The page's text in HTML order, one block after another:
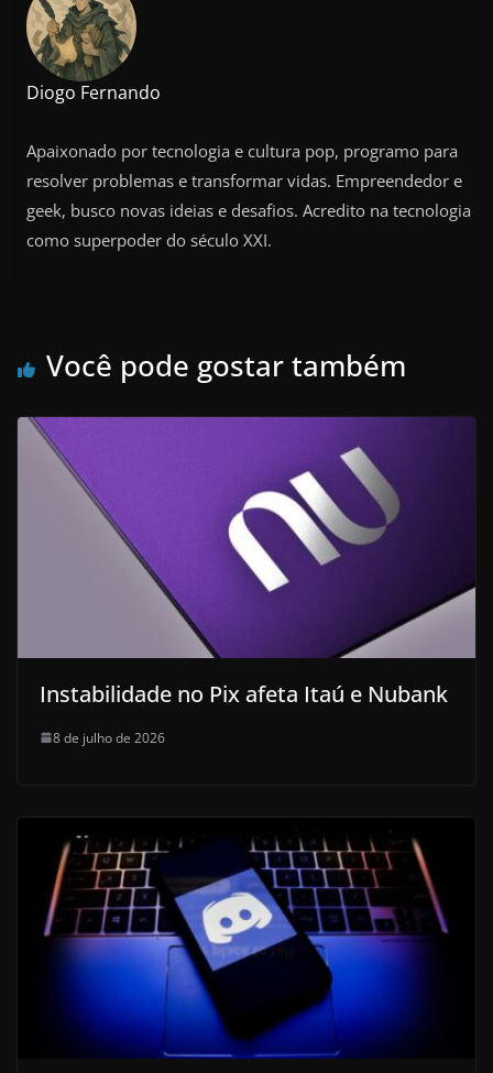
Diogo Fernando
Apaixonado por tecnologia e cultura pop, programo para
resolver problemas e transformar vidas. Empreendedor e
geek, busco novas ideias e desafios. Acredito na tecnologia
como superpoder do século XXI.
Você pode gostar também
Instabilidade no Pix afeta Itaú e Nubank
8 de julho de 2026